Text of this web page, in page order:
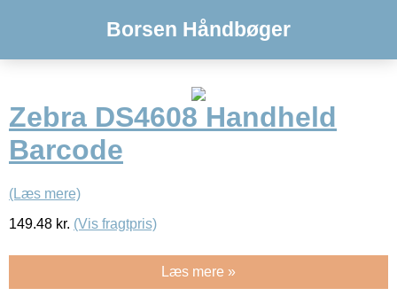
Borsen Håndbøger
Zebra DS4608 Handheld
Barcode
(Læs mere)
149.48 kr. (Vis fragtpris)
Læs mere »